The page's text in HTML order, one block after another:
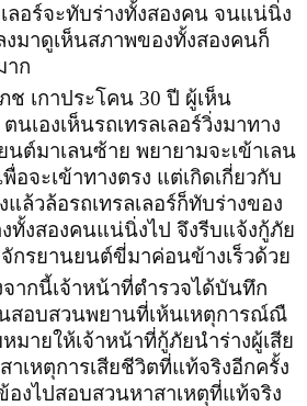
ลอร์จะทับร่างทั้งสองคน จนแน่นิ่ง
งมาดูเห็นสภาพของทั้งสองคนก็
าก
เกาประโคน 30 ปี ผู้เห็น
นเองเห็นรถเทรลเลอร์วิ่งมาทาง
นต์มาเลนซ้าย พยายามจะเข้าเลน
อจะเข้าทางตรง แต่เกิดเกี่ยวกับ
แล้วล้อรถเทรลเลอร์ก็ทับร่างของ
ทั้งสองคนแน่นิ่งไป จึงรีบแจ้งกู้ภัย
กรยานยนต์ขี่มาค่อนข้างเร็วด้วย
จ้าหน้าที่ตำรวจได้บันทึก
สอบสวนพยานที่เห้นเหตุการณ์ณื
มายให้เจ้าหน้าที่กู้ภัยนำร่างผู้เสีย
เหตุการเสียชีวิตที่แท้จริงอีกครั้ง
งไปสอบสวนหาสาเหตุที่แท้จริง